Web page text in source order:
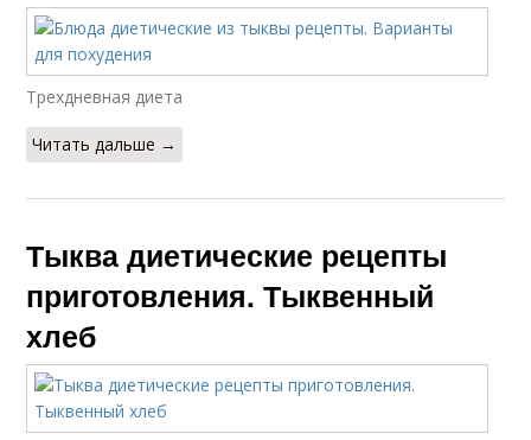
Трехдневная диета
Читать дальше →
Тыква диетические рецепты
приготовления. Тыквенный
хлеб